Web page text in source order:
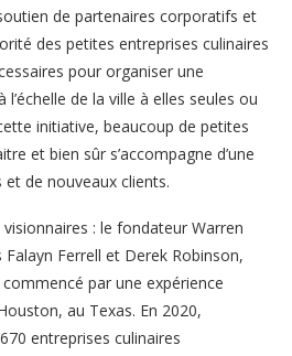
de partenaires corporatifs et
des petites entreprises culinaires
pour organiser une
de la ville à elles seules ou
initiative, beaucoup de petites
et bien sûr s’accompagne d’une
de nouveaux clients.
: le fondateur Warren
Ferrell et Derek Robinson,
par une expérience
au Texas. En 2020,
entreprises culinaires